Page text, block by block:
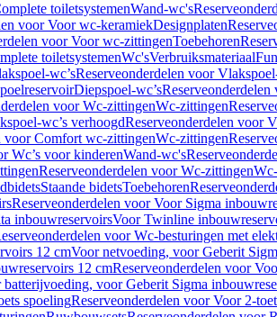
toiletsystemenWand-wc's
voor Voor wc-keramiekDesignplaten
voor Voor wc-zittingenToebehoren
toiletsystemenWc'sVerbruiksmateriaal
wc’sReserveonderdelen voor
Diepspoel-wc’sReserveonderdelen
voor Wc-zittingenWc-zittingen
wc’s verhoogdReserveonderdelen voor
voor Comfort wc-zittingenWc-zittingen
Wc’s voor kinderenWand-wc's
Reserveonderdelen voor Wc-zittingen
Staande bidetsToebehoren
Reserveonderdelen voor Voor Sigma
inbouwreservoirsVoor Twinline
voor Wc-besturingen met
12 cmVoor netvoeding, voor Geberit
12 cmReserveonderdelen voor
voor Geberit Sigma
spoelingReserveonderdelen voor Voor 2-